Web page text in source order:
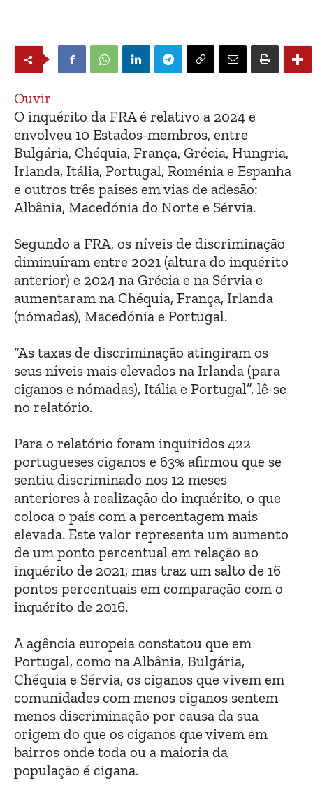
Ouvir
O inquérito da FRA é relativo a 2024 e
envolveu 10 Estados-membros, entre
Bulgária, Chéquia, França, Grécia, Hungria,
Irlanda, Itália, Portugal, Roménia e Espanha
e outros três países em vias de adesão:
Albânia, Macedónia do Norte e Sérvia.
Segundo a FRA, os níveis de discriminação
diminuíram entre 2021 (altura do inquérito
anterior) e 2024 na Grécia e na Sérvia e
aumentaram na Chéquia, França, Irlanda
(nómadas), Macedónia e Portugal.
“As taxas de discriminação atingiram os
seus níveis mais elevados na Irlanda (para
ciganos e nómadas), Itália e Portugal”, lê-se
no relatório.
Para o relatório foram inquiridos 422
portugueses ciganos e 63% afirmou que se
sentiu discriminado nos 12 meses
anteriores à realização do inquérito, o que
coloca o país com a percentagem mais
elevada. Este valor representa um aumento
de um ponto percentual em relação ao
inquérito de 2021, mas traz um salto de 16
pontos percentuais em comparação com o
inquérito de 2016.
A agência europeia constatou que em
Portugal, como na Albânia, Bulgária,
Chéquia e Sérvia, os ciganos que vivem em
comunidades com menos ciganos sentem
menos discriminação por causa da sua
origem do que os ciganos que vivem em
bairros onde toda ou a maioria da
população é cigana.